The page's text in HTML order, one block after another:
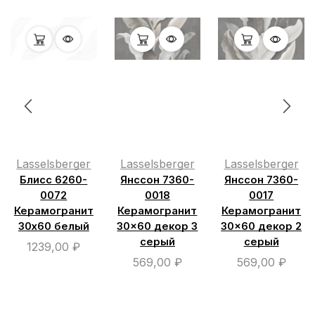
Lasselsberger
Блисс 6260-
0072
Керамогранит
30х60 белый
1239,00₽
Lasselsberger
Янссон 7360-
0018
Керамогранит
30×60 декор 3
серый
569,00 ₽
Lasselsberger
Янссон 7360-
0017
Керамогранит
30×60 декор 2
серый
569,00 ₽